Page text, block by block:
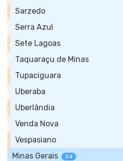
Sarzedo
Serra Azul
Sete Lagoas
Taquaraçu de Minas
Tupaciguara
Uberaba
Uberlândia
Venda Nova
Vespasiano
Minas Gerais
54